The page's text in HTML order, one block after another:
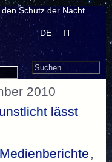
Schutz der Nacht
DE IT
Search
Suchen
2010
lässt
Medienberichte ,